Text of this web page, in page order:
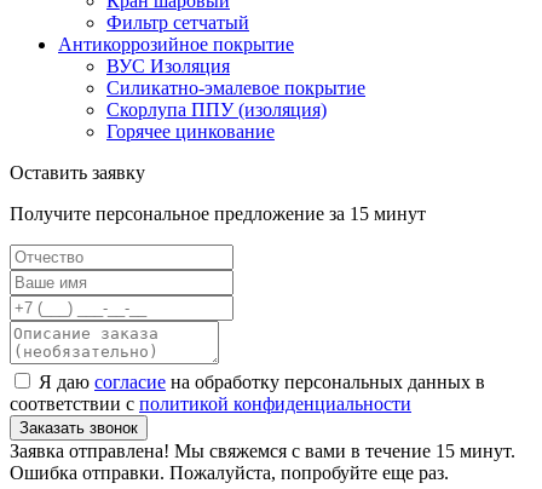
Фильтр сетчатый
Антикоррозийное покрытие
ВУС Изоляция
Силикатно-эмалевое покрытие
Скорлупа ППУ (изоляция)
Горячее цинкование
Оставить заявку
Получите персональное предложение за 15 минут
Я даю согласие на обработку персональных данных в
соответствии с политикой конфиденциальности
Заказать звонок
Заявка отправлена! Мы свяжемся с вами в течение 15 минут.
Ошибка отправки. Пожалуйста, попробуйте еще раз.